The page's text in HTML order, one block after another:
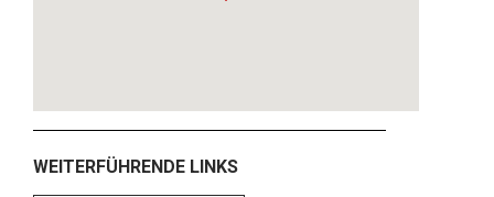
WEITERFÜHRENDE LINKS